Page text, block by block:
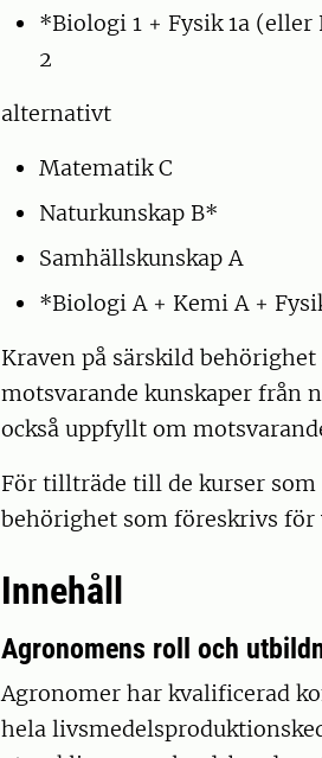
*Biologi 1 + Fysik 1a (eller
2
alternativt
Matematik C
Naturkunskap B*
Samhällskunskap A
*Biologi A + Kemi A +
Kraven på särskild
motsvarande kunskaper från
också uppfyllt om
För tillträde till de kurser
behörighet som föreskrivs för
Innehåll
Agronomens roll och
Agronomer har kvalificerad
hela